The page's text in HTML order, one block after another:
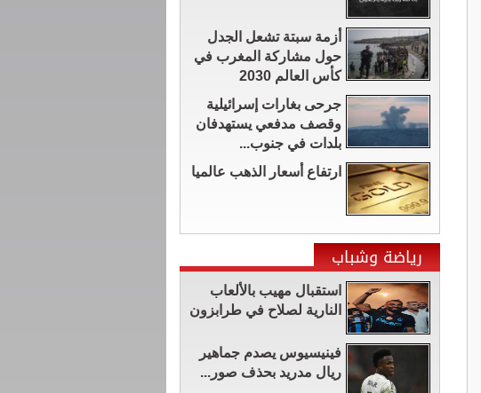
أزمة سبتة تشعل الجدل
حول مشاركة المغرب في
كأس العالم 2030
جرحى بغارات إسرائيلية
وقصف مدفعي يستهدفان
بلدات في جنوب...
ارتفاع أسعار الذهب عالميا
رياضة وشباب
استقبال مهيب بالألعاب
النارية لصلاح في طرابزون
فينيسيوس يصدم جماهير
ريال مدريد بحذف صور...